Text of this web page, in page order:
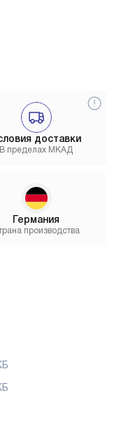
доставки
В пределах МКАД
Германия
производства